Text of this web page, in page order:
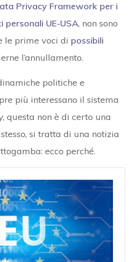
Privacy Framework per i
UE-USA, non sono
le prime voci di possibili
l’annullamento.
politiche e
più interessano il sistema
questa non è di certo una
si tratta di una notizia
ecco perché.